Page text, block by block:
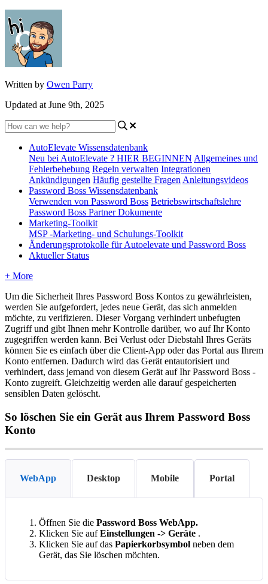
Written by Owen Parry
Updated at June 9th, 2025
AutoElevate Wissensdatenbank
Neu bei AutoElevate ? HIER BEGINNEN Allgemeines und
Fehlerbehebung Regeln verwalten Integrationen
Ankündigungen Häufig gestellte Fragen Anleitungsvideos
Password Boss Wissensdatenbank
Verwenden von Password Boss Betriebswirtschaftslehre
Password Boss Partner Dokumente
Marketing-Toolkit
MSP -Marketing- und Schulungs-Toolkit
Änderungsprotokolle für Autoelevate und Password Boss
Aktueller Status
+ More
Um die Sicherheit Ihres Password Boss Kontos zu gewährleisten,
werden Sie aufgefordert, jedes neue Gerät, das sich anmelden
möchte, zu verifizieren. Dieser Vorgang verhindert unbefugten
Zugriff und gibt Ihnen mehr Kontrolle darüber, wo auf Ihr Konto
zugegriffen werden kann. Bei Verlust oder Diebstahl Ihres Geräts
können Sie es einfach über die Client-App oder das Portal aus Ihrem
Konto entfernen. Dadurch wird das Gerät entautorisiert und
verhindert, dass jemand von diesem Gerät auf Ihr Password Boss -
Konto zugreift. Gleichzeitig werden alle darauf gespeicherten
sensiblen Daten gelöscht.
So löschen Sie ein Gerät aus Ihrem Password Boss
Konto
WebApp Desktop Mobile Portal
Öffnen Sie die Password Boss WebApp.
Klicken Sie auf Einstellungen -> Geräte .
Klicken Sie auf das Papierkorbsymbol neben dem
Gerät, das Sie löschen möchten.